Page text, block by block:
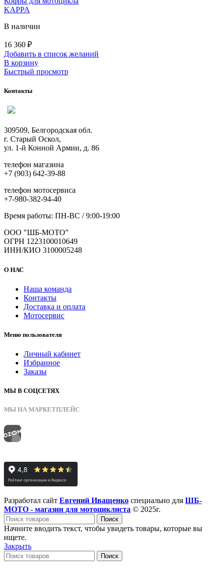
KAPPA
В наличии
16 360 ₽
Добавить в список желаний
В корзину
Быстрый просмотр
Контакты
309509, Белгородская обл.
г. Старый Оскол,
ул. 1-й Конной Армии, д. 86
телефон магазина
+7 (903) 642-39-88
телефон мотосервиса
+7-980-382-94-40
Время работы: ПН-ВС / 9:00-19:00
ООО "ШБ-МОТО"
ОГРН 1223100010649
ИНН/КИО 3100005248
О НАС
Наша команда
Контакты
Доставка и оплата
Мотосервис
Меню пользователя
Личный кабинет
Избранное
Заказы
МЫ В СОЦСЕТЯХ
МЫ НА МАРКЕТПЛЕЙС
Разработал сайт Евгений Иващенко специально для ШБ-
МОТО - магазин для мотоциклиста © 2025г.
Поиск
Начните вводить текст, чтобы увидеть товары, которые вы
ищете.
Закрыть
Поиск